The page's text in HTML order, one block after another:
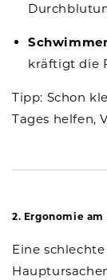
kräftigt die
Tipp: Schon
Tages helfen,
2. Ergonomie
Eine